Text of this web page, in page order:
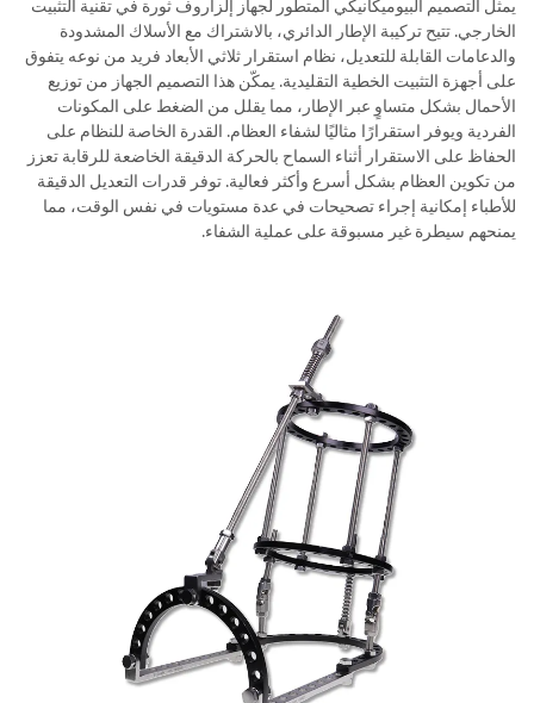
يمثل التصميم البيوميكانيكي المتطور لجهاز إلزاروف ثورة في تقنية التثبيت
الخارجي. تتيح تركيبة الإطار الدائري، بالاشتراك مع الأسلاك المشدودة
والدعامات القابلة للتعديل، نظام استقرار ثلاثي الأبعاد فريد من نوعه يتفوق
على أجهزة التثبيت الخطية التقليدية. يمكّن هذا التصميم الجهاز من توزيع
الأحمال بشكل متساوٍ عبر الإطار، مما يقلل من الضغط على المكونات
الفردية ويوفر استقرارًا مثاليًا لشفاء العظام. القدرة الخاصة للنظام على
الحفاظ على الاستقرار أثناء السماح بالحركة الدقيقة الخاضعة للرقابة تعزز
من تكوين العظام بشكل أسرع وأكثر فعالية. توفر قدرات التعديل الدقيقة
للأطباء إمكانية إجراء تصحيحات في عدة مستويات في نفس الوقت، مما
يمنحهم سيطرة غير مسبوقة على عملية الشفاء.